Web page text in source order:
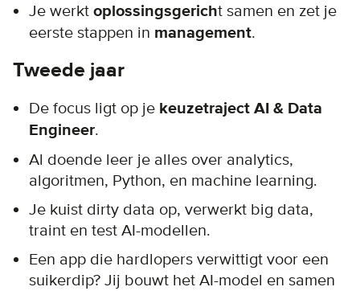
Je werkt oplossingsgericht samen en zet je
eerste stappen in management.
Tweede jaar
De focus ligt op je keuzetraject AI & Data
Engineer.
Al doende leer je alles over analytics,
algoritmen, Python, en machine learning.
Je kuist dirty data op, verwerkt big data,
traint en test AI-modellen.
Een app die hardlopers verwittigt voor een
suikerdip? Jij bouwt het AI-model en samen